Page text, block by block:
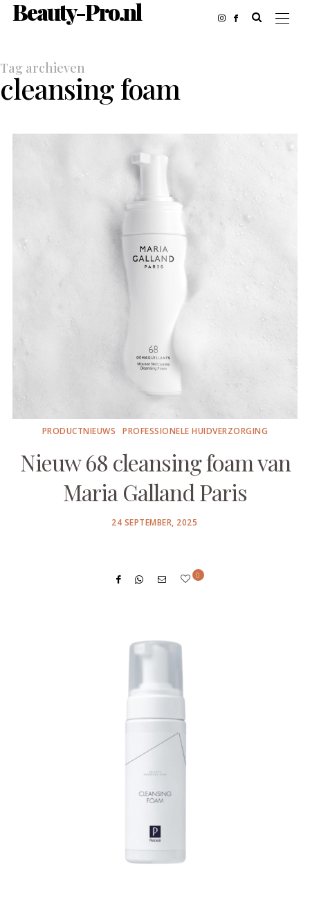
Beauty-Pro.nl
Tag archieven
cleansing foam
PRODUCTNIEUWS PROFESSIONELE HUIDVERZORGING
Nieuw 68 cleansing foam van
Maria Galland Paris
POSTED
24 SEPTEMBER, 2025
0